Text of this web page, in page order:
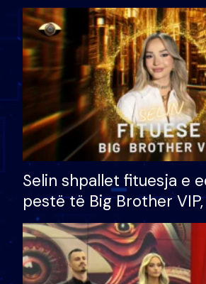
Selin shpallet fituesja e
pestë të Big Brother
çmimin e madh prej